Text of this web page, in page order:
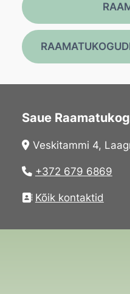
Saue
Veskitammi 4,
+372 679 6869
Kõik kontaktid